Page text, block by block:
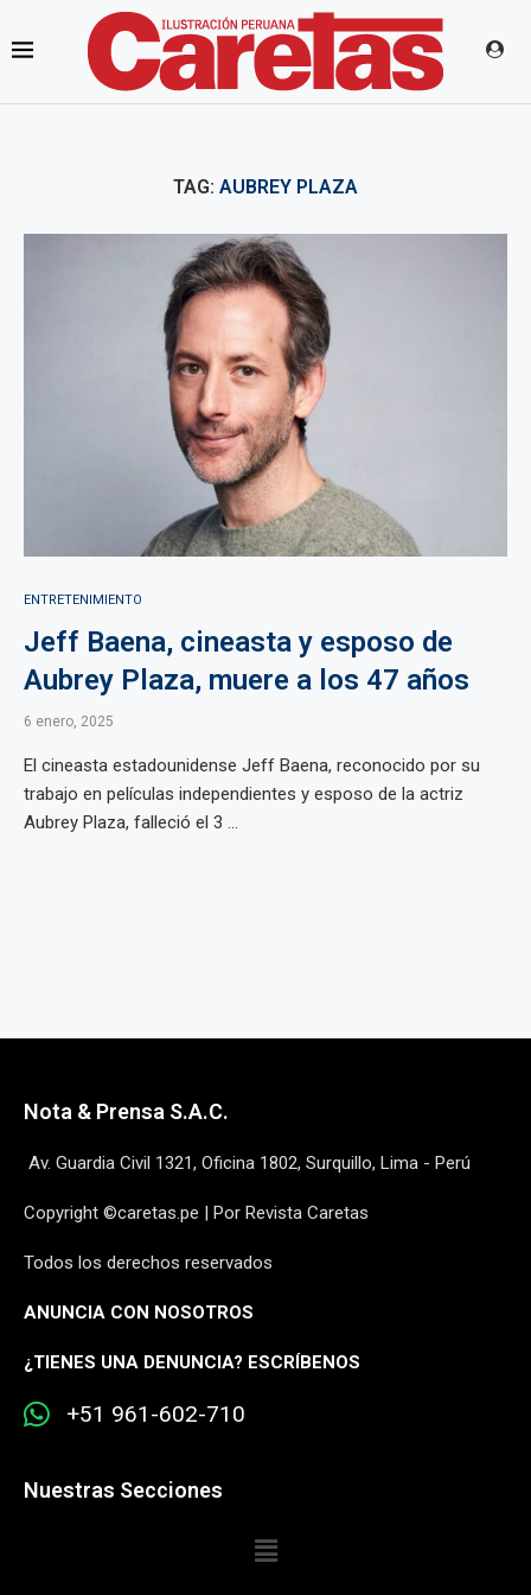
TAG: AUBREY PLAZA
ENTRETENIMIENTO
Jeff Baena, cineasta y esposo de
Aubrey Plaza, muere a los 47 años
6 enero, 2025
El cineasta estadounidense Jeff Baena, reconocido por su
trabajo en películas independientes y esposo de la actriz
Aubrey Plaza, falleció el 3 ...
Nota & Prensa S.A.C.
Av. Guardia Civil 1321, Oficina 1802, Surquillo, Lima - Perú
Copyright ©caretas.pe | Por Revista Caretas
Todos los derechos reservados
ANUNCIA CON NOSOTROS
¿TIENES UNA DENUNCIA? ESCRÍBENOS
+51 961-602-710
Nuestras Secciones